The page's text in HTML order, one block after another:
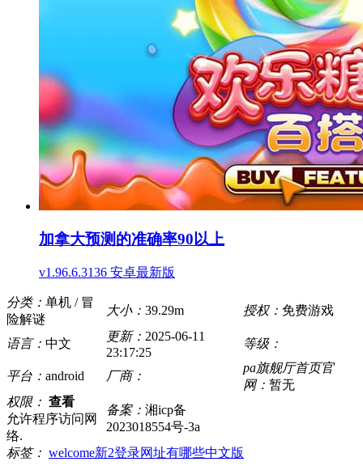
加拿大预测的准确率90以上
v1.96.6.3136 安卓最新版
分类： 单机 / 冒
险解谜
大小： 39.29m 授权： 免费游戏
语言： 中文
更新： 2025-06-11
23:17:25
等级：
平台： android 厂商：
pa旗舰厅首页官
网： 暂无
权限： 查看
允许程序访问网
络.
备案： 湘icp备
2023018554号-3a
标签： welcome新2登录网址有哪些中文版